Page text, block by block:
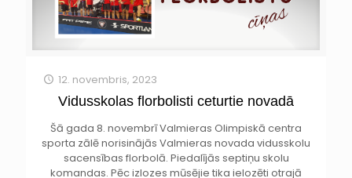
12. novembris, 2023
Vidusskolas florbolisti ceturtie novadā
Šā gada 8. novembrī Valmieras Olimpiskā centra
sporta zālē norisinājās Valmieras novada vidusskolu
sacensības florbolā. Piedalījās septiņu skolu
komandas. Pēc izlozes mūsējie tika ielozēti otrajā